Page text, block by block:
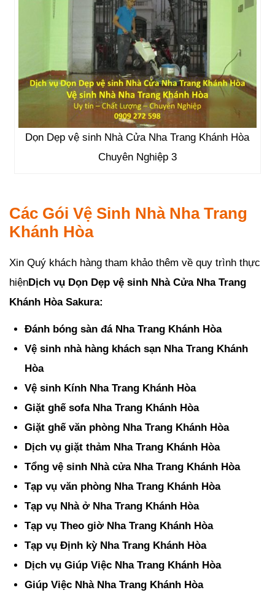
Dọn Dẹp vệ sinh Nhà Cửa Nha Trang Khánh Hòa
Chuyên Nghiệp 3
Các Gói Vệ Sinh Nhà Nha Trang
Khánh Hòa
Xin Quý khách hàng tham khảo thêm về quy trình thực
hiệnDịch vụ Dọn Dẹp vệ sinh Nhà Cửa Nha Trang
Khánh Hòa Sakura:
Đánh bóng sàn đá Nha Trang Khánh Hòa
Vệ sinh nhà hàng khách sạn Nha Trang Khánh
Hòa
Vệ sinh Kính Nha Trang Khánh Hòa
Giặt ghế sofa Nha Trang Khánh Hòa
Giặt ghế văn phòng Nha Trang Khánh Hòa
Dịch vụ giặt thảm Nha Trang Khánh Hòa
Tổng vệ sinh Nhà cửa Nha Trang Khánh Hòa
Tạp vụ văn phòng Nha Trang Khánh Hòa
Tạp vụ Nhà ở Nha Trang Khánh Hòa
Tạp vụ Theo giờ Nha Trang Khánh Hòa
Tạp vụ Định kỳ Nha Trang Khánh Hòa
Dịch vụ Giúp Việc Nha Trang Khánh Hòa
Giúp Việc Nhà Nha Trang Khánh Hòa